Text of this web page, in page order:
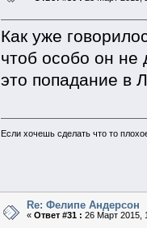
Как уже
чтоб особо он не
это попадание в
Если хочешь сделать что то
Re: Фелипе Андерсон
«Ответ #31 : 26 Март 2015,